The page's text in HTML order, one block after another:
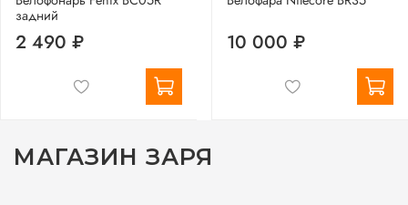
задний
2 490 ₽ 10 000 ₽
МАГАЗИН ЗАРЯ